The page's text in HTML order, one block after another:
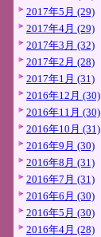
2017年5月 (29)
2017年4月 (29)
2017年3月 (32)
2017年2月 (28)
2017年1月 (31)
2016年12月 (30)
2016年11月 (30)
2016年10月 (31)
2016年9月 (30)
2016年8月 (31)
2016年7月 (31)
2016年6月 (30)
2016年5月 (30)
2016年4月 (28)